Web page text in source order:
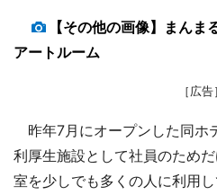
【その他の画像】まん
アートルーム
［広告］
昨年7月にオープンした同ホ
利厚生施設として社員のため
室を少しでも多くの人に利用